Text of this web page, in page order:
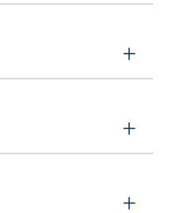
en la comunicación
hagan avanzar al